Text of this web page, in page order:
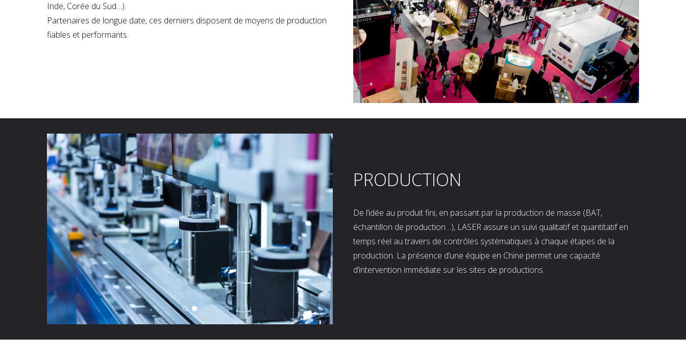
Inde, Corée du Sud…).
Partenaires de longue date, ces derniers disposent de moyens de production
fiables et performants.
PRODUCTION
De l’idée au produit fini, en passant par la production de masse (BAT,
échantillon de production…), LASER assure un suivi qualitatif et quantitatif en
temps réel au travers de contrôles systématiques à chaque étapes de la
production. La présence d’une équipe en Chine permet une capacité
d’intervention immédiate sur les sites de productions.